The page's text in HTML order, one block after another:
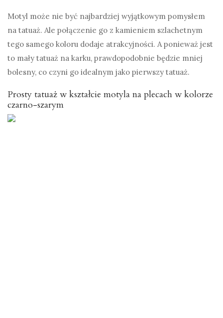
Motyl może nie być najbardziej wyjątkowym pomysłem
na tatuaż. Ale połączenie go z kamieniem szlachetnym
tego samego koloru dodaje atrakcyjności. A ponieważ jest
to mały tatuaż na karku, prawdopodobnie będzie mniej
bolesny, co czyni go idealnym jako pierwszy tatuaż.
Prosty tatuaż w kształcie motyla na plecach w kolorze
czarno-szarym